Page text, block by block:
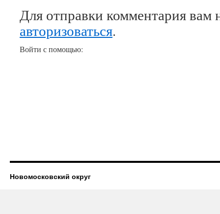
Для отправки комментария вам
авторизоваться.
Войти с помощью:
Новомосковский округ